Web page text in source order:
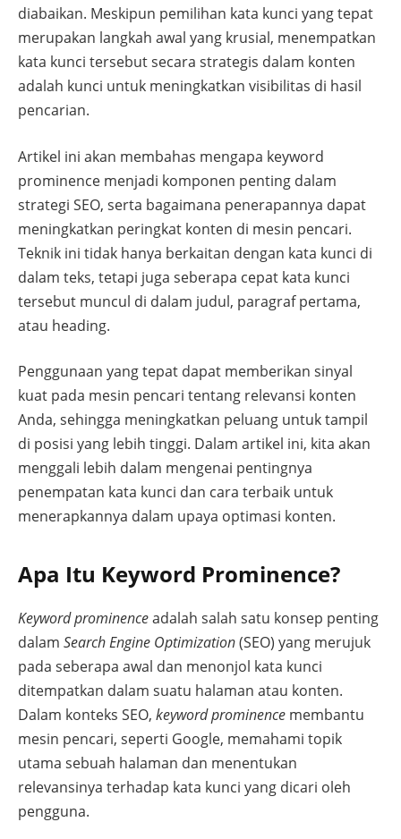
diabaikan. Meskipun pemilihan kata kunci yang tepat
merupakan langkah awal yang krusial, menempatkan
kata kunci tersebut secara strategis dalam konten
adalah kunci untuk meningkatkan visibilitas di hasil
pencarian.
Artikel ini akan membahas mengapa keyword
prominence menjadi komponen penting dalam
strategi SEO, serta bagaimana penerapannya dapat
meningkatkan peringkat konten di mesin pencari.
Teknik ini tidak hanya berkaitan dengan kata kunci di
dalam teks, tetapi juga seberapa cepat kata kunci
tersebut muncul di dalam judul, paragraf pertama,
atau heading.
Penggunaan yang tepat dapat memberikan sinyal
kuat pada mesin pencari tentang relevansi konten
Anda, sehingga meningkatkan peluang untuk tampil
di posisi yang lebih tinggi. Dalam artikel ini, kita akan
menggali lebih dalam mengenai pentingnya
penempatan kata kunci dan cara terbaik untuk
menerapkannya dalam upaya optimasi konten.
Apa Itu Keyword Prominence?
Keyword prominenceadalah salah satu konsep penting
dalam Search Engine Optimization(SEO) yang merujuk
pada seberapa awal dan menonjol kata kunci
ditempatkan dalam suatu halaman atau konten.
Dalam konteks SEO, keyword prominence membantu
mesin pencari, seperti Google, memahami topik
utama sebuah halaman dan menentukan
relevansinya terhadap kata kunci yang dicari oleh
pengguna.